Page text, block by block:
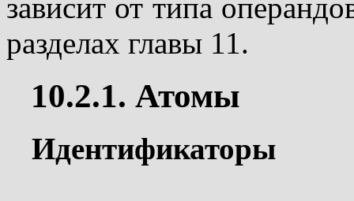
зависит от типа
разделах главы 11.
10.2.1. Атомы
Идентификаторы